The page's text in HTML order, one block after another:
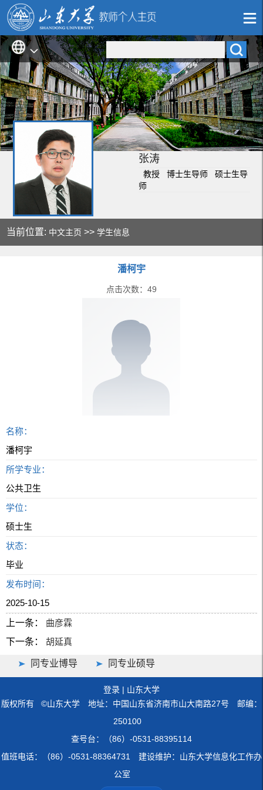
张涛
教授 博士生导师 硕士生导
师
当前位置: 中文主页 >>学生信息
潘柯宇
点击次数： 49
名称：
潘柯宇
所学专业：
公共卫生
学位：
硕士生
状态：
毕业
发布时间：
2025-10-15
上一条：
曲彦霖
下一条：
胡延真
同专业博导 同专业硕导
登录 | 山东大学
版权所有 ©山东大学 地址：中国山东省济南市山大南路27号 邮编：
250100
查号台：（86）-0531-88395114
值班电话：（86）-0531-88364731 建设维护：山东大学信息化工作办
公室